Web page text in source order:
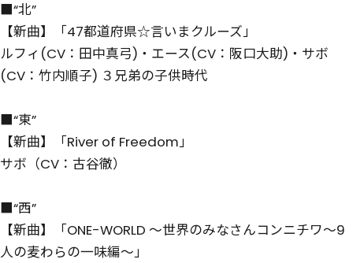
■“北”
【新曲】「47都道府県☆言いまクルーズ」
ルフィ(CV：田中真弓)・エース(CV：阪口大助)・サボ
(CV：竹内順子) ３兄弟の子供時代
■“東”
【新曲】「River of Freedom」
サボ（CV：古谷徹）
■“西”
【新曲】「ONE-WORLD ～世界のみなさんコンニチワ～9
人の麦わらの一味編～」